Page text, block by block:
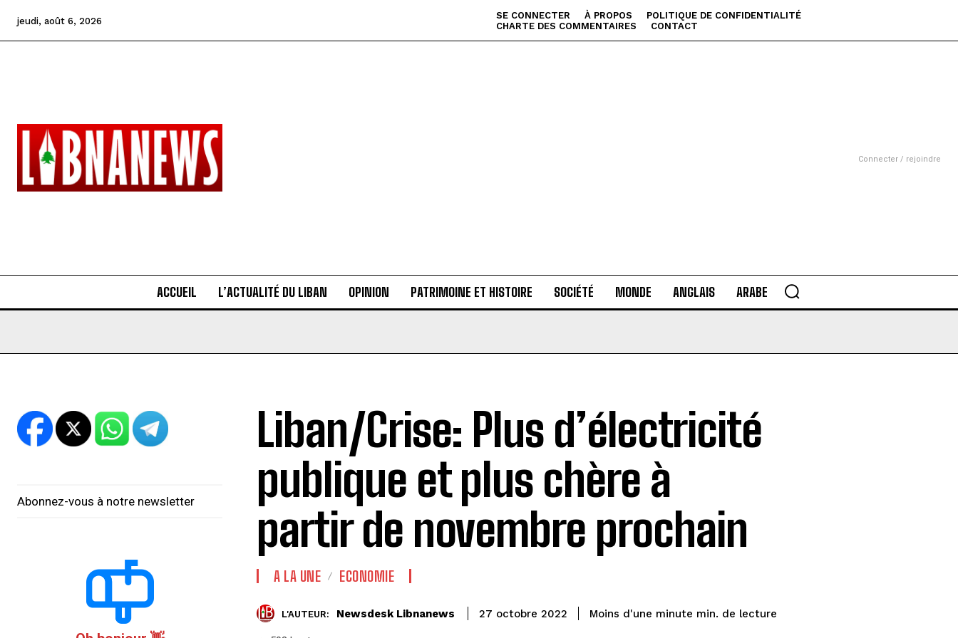
jeudi, août 6, 2026 SE CONNECTER À PROPOS
POLITIQUE DE CONFIDENTIALITÉ
CHARTE DES COMMENTAIRES
CONTACT
Connecter / rejoindre
ACCUEIL L’ACTUALITÉ DU LIBAN OPINION PATRIMOINE ET HISTOIRE SOCIÉTÉ MONDE ANGLAIS ARABE
Abonnez-vous à notre newsletter
Liban/Crise: Plus d’électricité
publique et plus chère à
partir de novembre prochain
A LA UNE ECONOMIE
L'AUTEUR: Newsdesk Libnanews 27 octobre 2022 Moins d'une minute min. de lecture